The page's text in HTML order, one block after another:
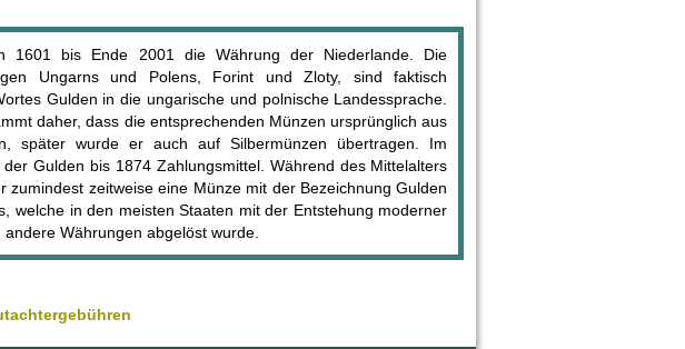
1601 bis Ende 2001 die Währung der Niederlande. Die
Ungarns und Polens, Forint und Zloty, sind faktisch
Gulden in die ungarische und polnische Landessprache.
daher, dass die entsprechenden Münzen ursprünglich aus
später wurde er auch auf Silbermünzen übertragen. Im
Gulden bis 1874 Zahlungsmittel. Während des Mittelalters
zumindest zeitweise eine Münze mit der Bezeichnung Gulden
welche in den meisten Staaten mit der Entstehung moderner
Währungen abgelöst wurde.